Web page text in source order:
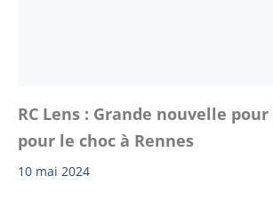
RC Lens : Grande nouvelle
pour le choc à Rennes
10 mai 2024